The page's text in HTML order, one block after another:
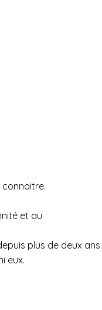
et au
plus de deux ans.
eux.